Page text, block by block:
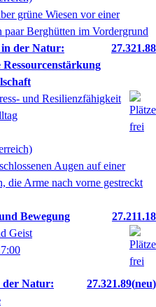
der Natur:
27.321.88
und Resilienzfähigkeit
Bewegung
27.211.18
Geist
der Natur:
27.321.89 neu